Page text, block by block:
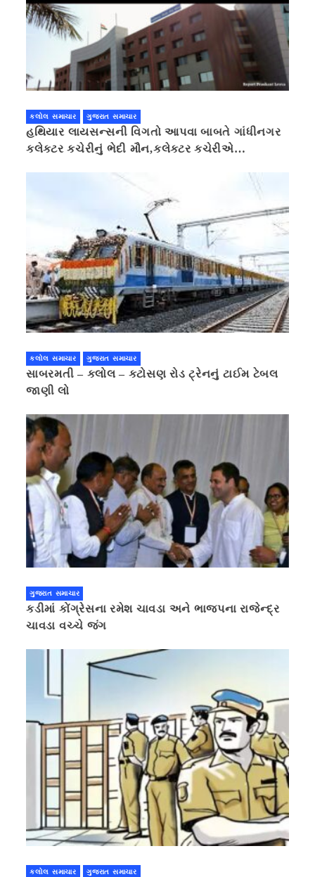
કલોલ સમાચાર ગુજરાત સમાચાર
હથિયાર લાયસન્સની વિગતો આપવા બાબતે ગાંધીનગર
કલેક્ટર કચેરીનું ભેદી મૌન,કલેક્ટર કચેરીએ
કલોલ સમાચાર ગુજરાત સમાચાર
સાબરમતી – કલોલ – કટોસણ રોડ ટ્રેનનું ટાઈમ ટેબલ
જાણી લો
ગુજરાત સમાચાર
કડીમાં કોંગ્રેસના રમેશ ચાવડા અને ભાજપના રાજેન્દ્ર
ચાવડા વચ્ચે જંગ
કલોલ સમાચાર ગુજરાત સમાચાર